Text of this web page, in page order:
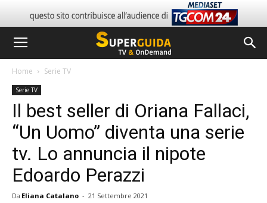
Home Serie TV
Serie TV
Il best seller di Oriana Fallaci,
“Un Uomo” diventa una serie
tv. Lo annuncia il nipote
Edoardo Perazzi
Da Eliana Catalano - 21 Settembre 2021